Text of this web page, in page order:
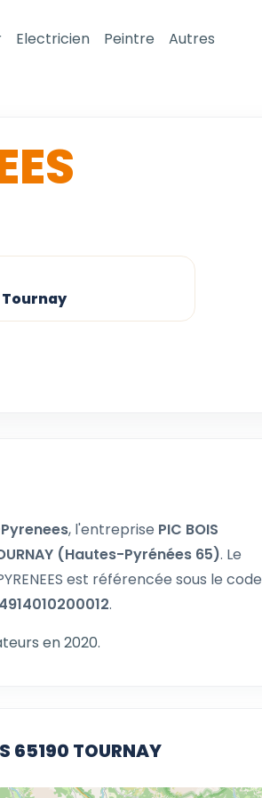
Electricien Peintre Autres
Tournay
, l'entreprise PIC BOIS
(Hautes-Pyrénées 65). Le
est référencée sous le code
.
en 2020.
65190 TOURNAY